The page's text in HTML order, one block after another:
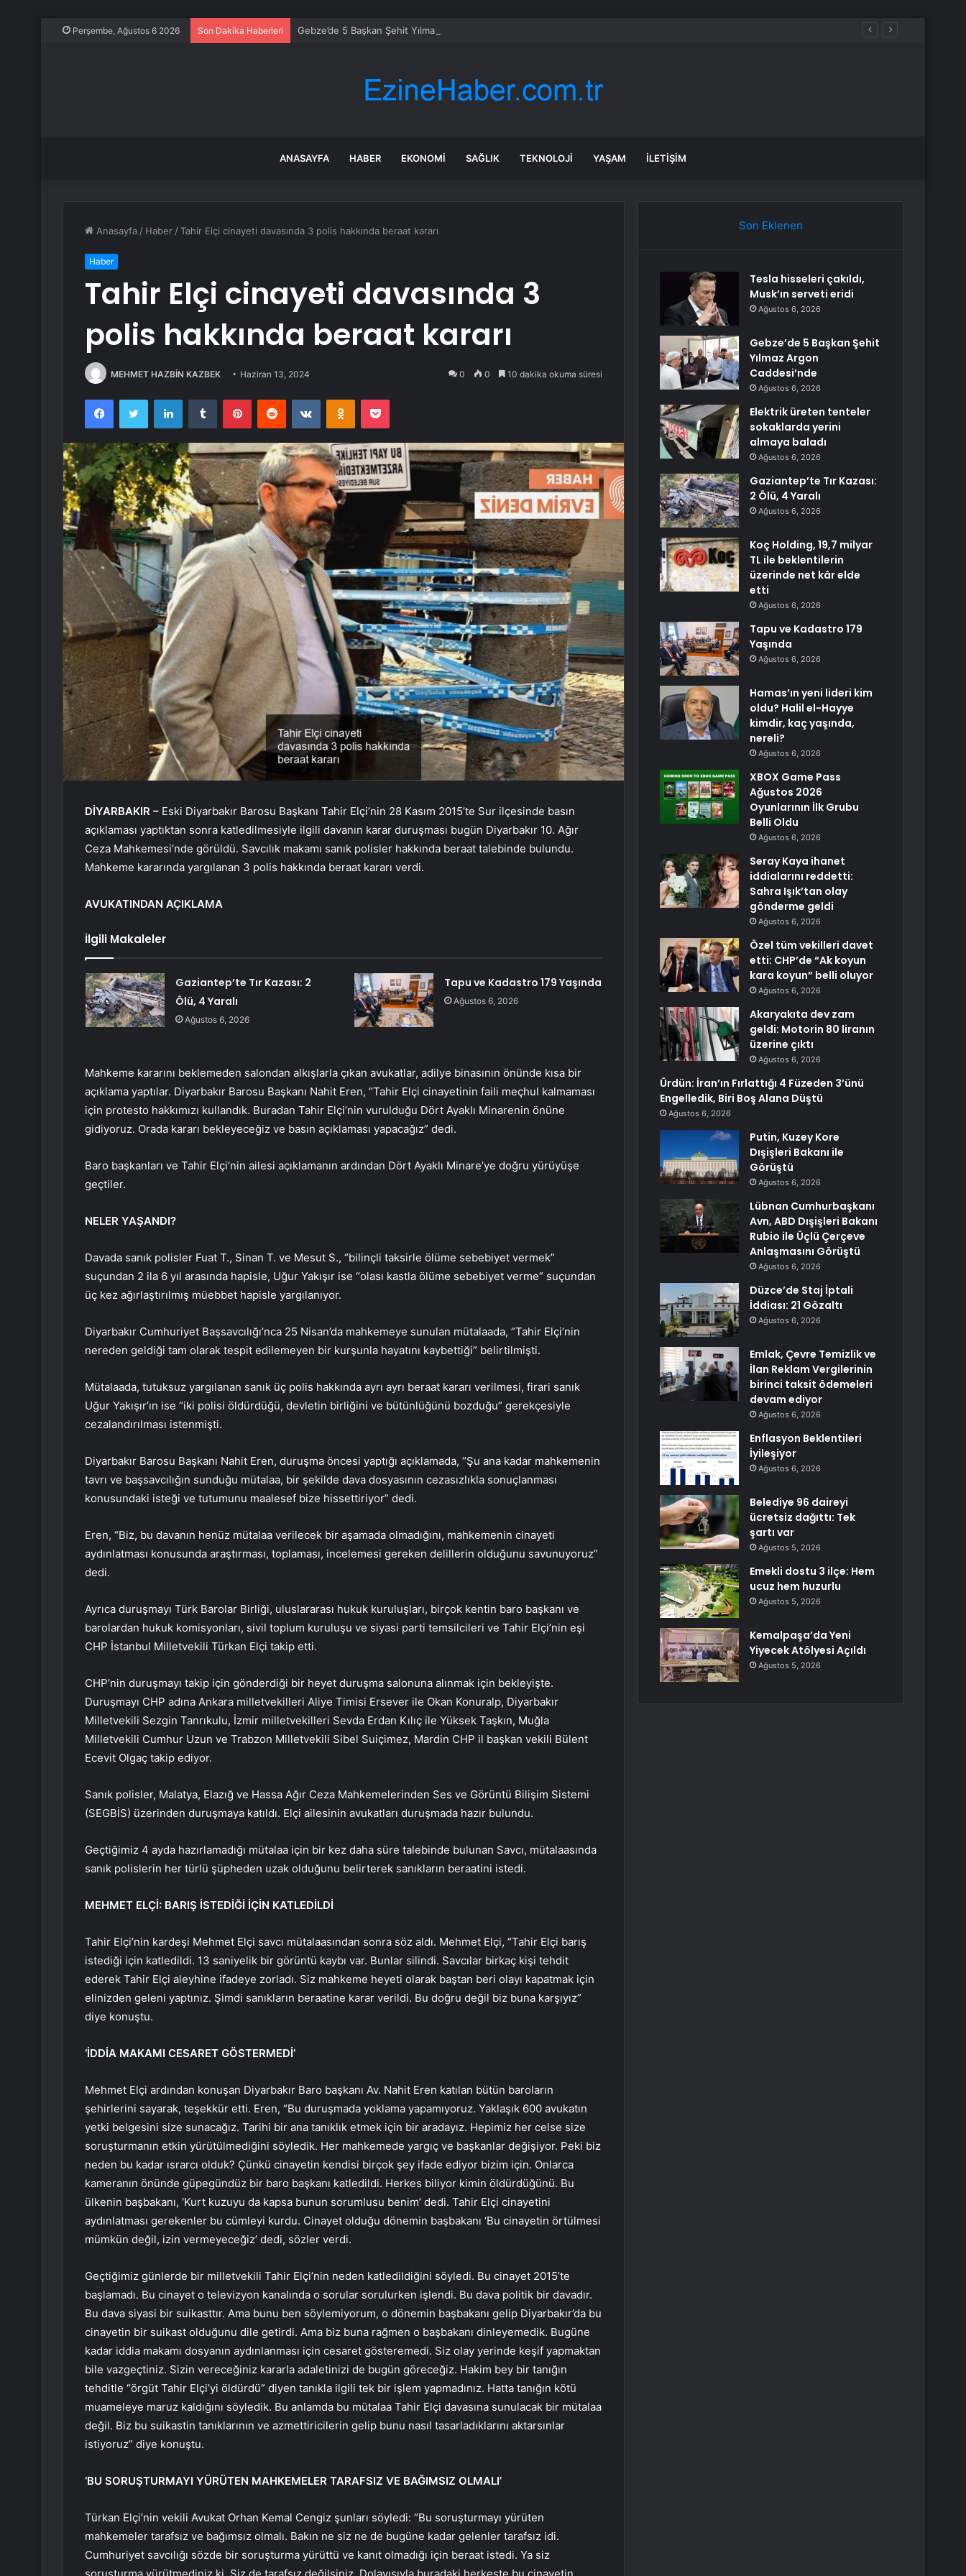
Perşembe, Ağustos 6 2026 Son Dakika Haberleri Gebze’de 5 Başkan Şehit Yılmaz Argon Caddesi’nde
ANASAYFA HABER EKONOMI SAĞLIK TEKNOLOJI YAŞAM İLETIŞIM
Anasayfa / Haber /Tahir Elçi cinayeti davasında 3 polis hakkında beraat kararı
Haber
Tahir Elçi cinayeti davasında 3
polis hakkında beraat kararı
MEHMET HAZBİN KAZBEK Haziran 13, 2024 0 0 10 dakika okuma süresi
FacebookTwitter LinkedInTumblr PinterestReddit VKontakteOdnoklassniki
Pocket
DİYARBAKIR – Eski Diyarbakır Barosu Başkanı Tahir Elçi’nin 28 Kasım 2015’te Sur ilçesinde basın
açıklaması yaptıktan sonra katledilmesiyle ilgili davanın karar duruşması bugün Diyarbakır 10. Ağır
Ceza Mahkemesi’nde görüldü. Savcılık makamı sanık polisler hakkında beraat talebinde bulundu.
Mahkeme kararında yargılanan 3 polis hakkında beraat kararı verdi.
AVUKATINDAN AÇIKLAMA
İlgili Makaleler
Gaziantep’te Tır Kazası: 2
Ölü, 4 Yaralı
Ağustos 6, 2026
Tapu ve Kadastro 179 Yaşında
Ağustos 6, 2026
Mahkeme kararını beklemeden salondan alkışlarla çıkan avukatlar, adilye binasının önünde kısa bir
açıklama yaptılar. Diyarbakır Barosu Başkanı Nahit Eren, “Tahir Elçi cinayetinin faili meçhul kalmaması
için protesto hakkımızı kullandık. Buradan Tahir Elçi’nin vurulduğu Dört Ayaklı Minarenin önüne
gidiyoruz. Orada kararı bekleyeceğiz ve basın açıklaması yapacağız” dedi.
Baro başkanları ve Tahir Elçi’nin ailesi açıklamanın ardından Dört Ayaklı Minare’ye doğru yürüyüşe
geçtiler.
NELER YAŞANDI?
Davada sanık polisler Fuat T., Sinan T. ve Mesut S., “bilinçli taksirle ölüme sebebiyet vermek”
suçundan 2 ila 6 yıl arasında hapisle, Uğur Yakışır ise “olası kastla ölüme sebebiyet verme” suçundan
üç kez ağırlaştırılmış müebbet hapisle yargılanıyor.
Diyarbakır Cumhuriyet Başsavcılığı’nca 25 Nisan’da mahkemeye sunulan mütalaada, ”Tahir Elçi’nin
nereden geldiği tam olarak tespit edilemeyen bir kurşunla hayatını kaybettiği” belirtilmişti.
Mütalaada, tutuksuz yargılanan sanık üç polis hakkında ayrı ayrı beraat kararı verilmesi, firari sanık
Uğur Yakışır’ın ise “iki polisi öldürdüğü, devletin birliğini ve bütünlüğünü bozduğu” gerekçesiyle
cezalandırılması istenmişti.
Diyarbakır Barosu Başkanı Nahit Eren, duruşma öncesi yaptığı açıklamada, “Şu ana kadar mahkemenin
tavrı ve başsavcılığın sunduğu mütalaa, bir şekilde dava dosyasının cezasızlıkla sonuçlanması
konusundaki isteği ve tutumunu maalesef bize hissettiriyor” dedi.
Eren, “Biz, bu davanın henüz mütalaa verilecek bir aşamada olmadığını, mahkemenin cinayeti
aydınlatması konusunda araştırması, toplaması, incelemesi gereken delillerin olduğunu savunuyoruz”
dedi.
Ayrıca duruşmayı Türk Barolar Birliği, uluslararası hukuk kuruluşları, birçok kentin baro başkanı ve
barolardan hukuk komisyonları, sivil toplum kuruluşu ve siyasi parti temsilcileri ve Tahir Elçi’nin eşi
CHP İstanbul Milletvekili Türkan Elçi takip etti.
CHP’nin duruşmayı takip için gönderdiği bir heyet duruşma salonuna alınmak için bekleyişte.
Duruşmayı CHP adına Ankara milletvekilleri Aliye Timisi Ersever ile Okan Konuralp, Diyarbakır
Milletvekili Sezgin Tanrıkulu, İzmir milletvekilleri Sevda Erdan Kılıç ile Yüksek Taşkın, Muğla
Milletvekili Cumhur Uzun ve Trabzon Milletvekili Sibel Suiçimez, Mardin CHP il başkan vekili Bülent
Ecevit Olgaç takip ediyor.
Sanık polisler, Malatya, Elazığ ve Hassa Ağır Ceza Mahkemelerinden Ses ve Görüntü Bilişim Sistemi
(SEGBİS) üzerinden duruşmaya katıldı. Elçi ailesinin avukatları duruşmada hazır bulundu.
Geçtiğimiz 4 ayda hazırlamadığı mütalaa için bir kez daha süre talebinde bulunan Savcı, mütalaasında
sanık polislerin her türlü şüpheden uzak olduğunu belirterek sanıkların beraatini istedi.
MEHMET ELÇİ: BARIŞ İSTEDİĞİ İÇİN KATLEDİLDİ
Tahir Elçi’nin kardeşi Mehmet Elçi savcı mütalaasından sonra söz aldı. Mehmet Elçi, “Tahir Elçi barış
istediği için katledildi. 13 saniyelik bir görüntü kaybı var. Bunlar silindi. Savcılar birkaç kişi tehdit
ederek Tahir Elçi aleyhine ifadeye zorladı. Siz mahkeme heyeti olarak baştan beri olayı kapatmak için
elinizden geleni yaptınız. Şimdi sanıkların beraatine karar verildi. Bu doğru değil biz buna karşıyız”
diye konuştu.
‘İDDİA MAKAMI CESARET GÖSTERMEDİ’
Mehmet Elçi ardından konuşan Diyarbakır Baro başkanı Av. Nahit Eren katılan bütün baroların
şehirlerini sayarak, teşekkür etti. Eren, “Bu duruşmada yoklama yapamıyoruz. Yaklaşık 600 avukatın
yetki belgesini size sunacağız. Tarihi bir ana tanıklık etmek için bir aradayız. Hepimiz her celse size
soruşturmanın etkin yürütülmediğini söyledik. Her mahkemede yargıç ve başkanlar değişiyor. Peki biz
neden bu kadar ısrarcı olduk? Çünkü cinayetin kendisi birçok şey ifade ediyor bizim için. Onlarca
kameranın önünde güpegündüz bir baro başkanı katledildi. Herkes biliyor kimin öldürdüğünü. Bu
ülkenin başbakanı, ‘Kurt kuzuyu da kapsa bunun sorumlusu benim’ dedi. Tahir Elçi cinayetini
aydınlatması gerekenler bu cümleyi kurdu. Cinayet olduğu dönemin başbakanı ‘Bu cinayetin örtülmesi
mümkün değil, izin vermeyeceğiz’ dedi, sözler verdi.
Geçtiğimiz günlerde bir milletvekili Tahir Elçi’nin neden katledildiğini söyledi. Bu cinayet 2015’te
başlamadı. Bu cinayet o televizyon kanalında o sorular sorulurken işlendi. Bu dava politik bir davadır.
Bu dava siyasi bir suikasttır. Ama bunu ben söylemiyorum, o dönemin başbakanı gelip Diyarbakır’da bu
cinayetin bir suikast olduğunu dile getirdi. Ama biz buna rağmen o başbakanı dinleyemedik. Bugüne
kadar iddia makamı dosyanın aydınlanması için cesaret gösteremedi. Siz olay yerinde keşif yapmaktan
bile vazgeçtiniz. Sizin vereceğiniz kararla adaletinizi de bugün göreceğiz. Hakim bey bir tanığın
tehditle “örgüt Tahir Elçi’yi öldürdü” diyen tanıkla ilgili tek bir işlem yapmadınız. Hatta tanığın kötü
muameleye maruz kaldığını söyledik. Bu anlamda bu mütalaa Tahir Elçi davasına sunulacak bir mütalaa
değil. Biz bu suikastin tanıklarının ve azmettiricilerin gelip bunu nasıl tasarladıklarını aktarsınlar
istiyoruz” diye konuştu.
‘BU SORUŞTURMAYI YÜRÜTEN MAHKEMELER TARAFSIZ VE BAĞIMSIZ OLMALI’
Türkan Elçi’nin vekili Avukat Orhan Kemal Cengiz şunları söyledi: “Bu soruşturmayı yürüten
mahkemeler tarafsız ve bağımsız olmalı. Bakın ne siz ne de bugüne kadar gelenler tarafsız idi.
Cumhuriyet savcılığı sözde bir soruşturma yürüttü ve kanıt olmadığı için beraat istedi. Ya siz
Son Eklenen
Tesla hisseleri çakıldı,
Musk’ın serveti eridi
Ağustos 6, 2026
Gebze’de 5 Başkan Şehit
Yılmaz Argon
Caddesi’nde
Ağustos 6, 2026
Elektrik üreten tenteler
sokaklarda yerini
almaya baladı
Ağustos 6, 2026
Gaziantep’te Tır Kazası:
2 Ölü, 4 Yaralı
Ağustos 6, 2026
Koç Holding, 19,7 milyar
TL ile beklentilerin
üzerinde net kâr elde
etti
Ağustos 6, 2026
Tapu ve Kadastro 179
Yaşında
Ağustos 6, 2026
Hamas’ın yeni lideri kim
oldu? Halil el-Hayye
kimdir, kaç yaşında,
nereli?
Ağustos 6, 2026
XBOX Game Pass
Ağustos 2026
Oyunlarının İlk Grubu
Belli Oldu
Ağustos 6, 2026
Seray Kaya ihanet
iddialarını reddetti:
Sahra Işık’tan olay
gönderme geldi
Ağustos 6, 2026
Özel tüm vekilleri davet
etti: CHP’de “Ak koyun
kara koyun” belli oluyor
Ağustos 6, 2026
Akaryakıta dev zam
geldi: Motorin 80 liranın
üzerine çıktı
Ağustos 6, 2026
Ürdün: İran’ın Fırlattığı 4 Füzeden 3’ünü
Engelledik, Biri Boş Alana Düştü
Ağustos 6, 2026
Putin, Kuzey Kore
Dışişleri Bakanı ile
Görüştü
Ağustos 6, 2026
Lübnan Cumhurbaşkanı
Avn, ABD Dışişleri Bakanı
Rubio ile Üçlü Çerçeve
Anlaşmasını Görüştü
Ağustos 6, 2026
Düzce’de Staj İptali
İddiası: 21 Gözaltı
Ağustos 6, 2026
Emlak, Çevre Temizlik ve
İlan Reklam Vergilerinin
birinci taksit ödemeleri
devam ediyor
Ağustos 6, 2026
Enflasyon Beklentileri
İyileşiyor
Ağustos 6, 2026
Belediye 96 daireyi
ücretsiz dağıttı: Tek
şartı var
Ağustos 5, 2026
Emekli dostu 3 ilçe: Hem
ucuz hem huzurlu
Ağustos 5, 2026
Kemalpaşa’da Yeni
Yiyecek Atölyesi Açıldı
Ağustos 5, 2026